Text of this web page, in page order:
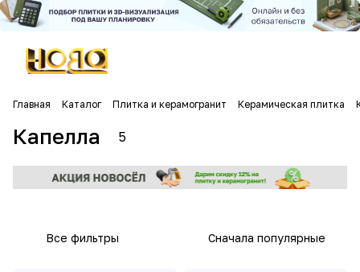
Главная Каталог Плитка и керамогранит Керамическая плитка
Капелла 5
Все фильтры Сначала популярные